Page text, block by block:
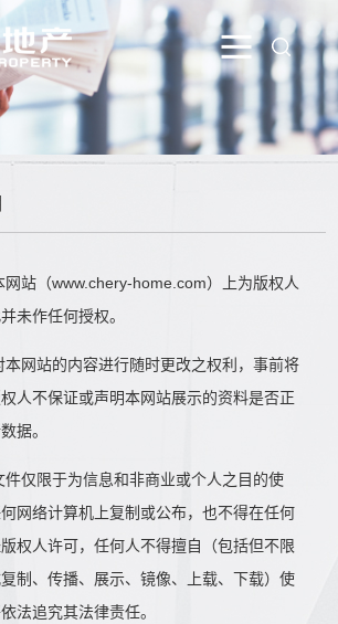
网站（www.chery-home.com）上为版权人
未作任何授权。
本网站的内容进行随时更改之权利，事前将
人不保证或声明本网站展示的资料是否正
据。
件仅限于为信息和非商业或个人之目的使
网络计算机上复制或公布，也不得在任何
权人许可，任何人不得擅自（包括但不限
制、传播、展示、镜像、上载、下载）使
法追究其法律责任。